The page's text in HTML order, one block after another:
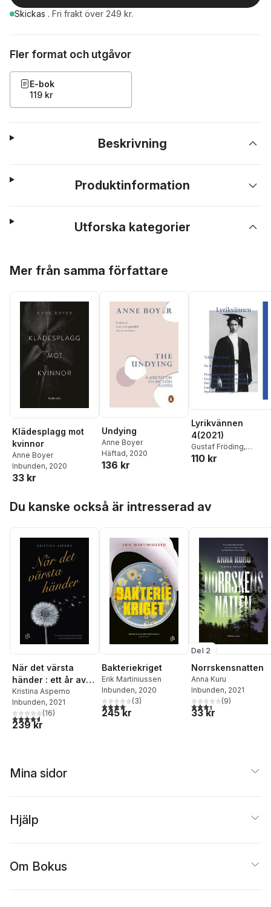
Skickas . Fri frakt över 249 kr.
Fler format och utgåvor
E-bok
119 kr
Beskrivning
Produktinformation
Utforska kategorier
Mer från samma författare
Klädesplagg mot
kvinnor
Anne Boyer
Inbunden, 2020
33 kr
Undying
Anne Boyer
Häftad, 2020
136 kr
Lyrikvännen
4(2021)
Gustaf Fröding,
Marianne Moore
Boyer
110 kr
Du kanske också är intresserad av
När det värsta
händer : ett år av
djupaste sorg,
kärlek och
förundran
Kristina Aspemo
Inbunden, 2021
4,6utav 5 stjärnor. Totalt antal röster:
(16)
239 kr
Bakteriekriget
Erik Martiniussen
Inbunden, 2020
4,0utav 5 stjärnor. Totalt antal röster:
(3)
245 kr
Del 2
Norrskensnatten
Anna Kuru
Inbunden, 2021
3,4utav 5 stjärnor.
(9)
33 kr
Mina sidor
Hjälp
Om Bokus